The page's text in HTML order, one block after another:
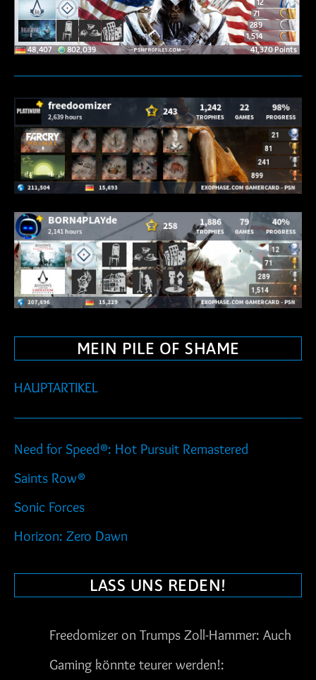
MEIN PILE OF SHAME
HAUPTARTIKEL
Need for Speed®: Hot Pursuit Remastered
Saints Row®
Sonic Forces
Horizon: Zero Dawn
LASS UNS REDEN!
Freedomizer on Trumps Zoll-Hammer: Auch
Gaming könnte teurer werden!: